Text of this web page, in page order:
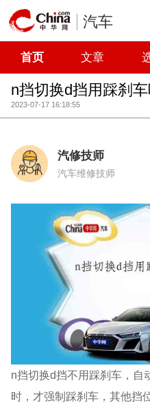
汽车
首页 文章
n挡切换d挡用踩刹车
2023-07-17 16:18:55
汽修技师
汽车维修技师
n挡切换d挡不用踩刹车，自
时，才强制踩刹车，其他挡